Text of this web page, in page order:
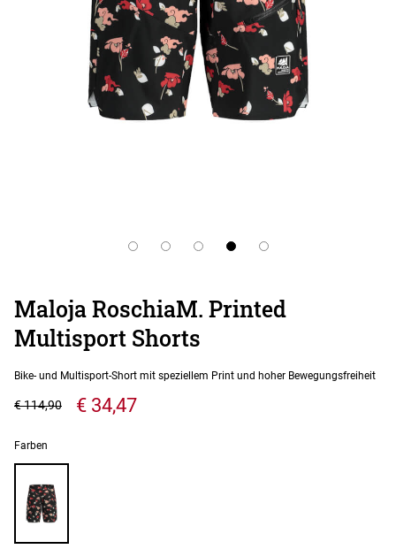
Maloja RoschiaM. Printed
Multisport Shorts
Bike- und Multisport-Short mit speziellem Print und hoher Bewegungsfreiheit
€ 34,47
€ 114,90
Farben